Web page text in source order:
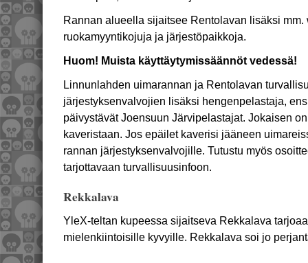
Rannan alueella sijaitsee Rentolavan lisäksi
ruokamyyntikojuja ja järjestöpaikkoja.
Huom! Muista käyttäytymissäännöt vedessä!
Linnunlahden uimarannan ja Rentolavan
järjestyksenvalvojien lisäksi hengenpelastaja,
päivystävät Joensuun Järvipelastajat. Jokaisen
kaveristaan. Jos epäilet kaverisi jääneen
rannan järjestyksenvalvojille. Tutustu myös
tarjottavaan turvallisuusinfoon.
Rekkalava
YleX-teltan kupeessa sijaitseva Rekkalava
mielenkiintoisille kyvyille. Rekkalava soi jo